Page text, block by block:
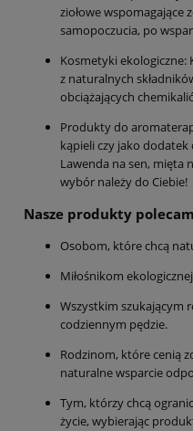
ziołowe wspomagające
samopoczucia, po
Kosmetyki ekologiczne:
z naturalnych
obciążających
Produkty do
kąpieli czy jako
Lawenda na sen, mięta
wybór należy do Ciebie!
Nasze produkty
Osobom, które chcą
Miłośnikom
Wszystkim szukającym
codziennym pędzie.
Rodzinom, które cenią
naturalne wsparcie
Tym, którzy chcą
życie, wybierając